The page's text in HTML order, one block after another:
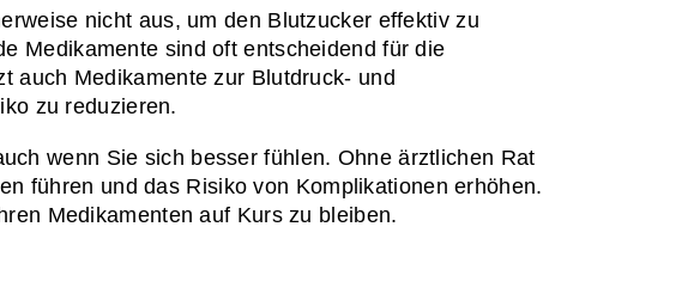
nicht aus, um den Blutzucker effektiv zu
Medikamente sind oft entscheidend für die
auch Medikamente zur Blutdruck- und
zu reduzieren.
wenn Sie sich besser fühlen. Ohne ärztlichen Rat
führen und das Risiko von Komplikationen erhöhen.
Medikamenten auf Kurs zu bleiben.